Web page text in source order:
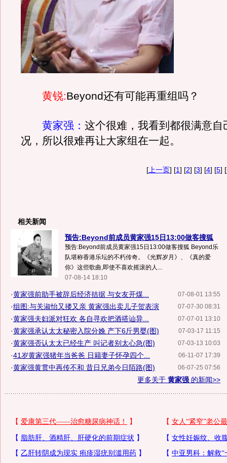
黄锐:Beyond还有可能再重组吗？
黄家强： 这个很难，我看到都很满意自
况，所以很难再让大家组在一起。
[ 上一页] [1] [2] [3] [4] [5] [
相关新闻
预告:Beyond前成员黄家强15日13:00做客搜狐
预告:Beyond前成员黄家强15日13:00做客搜狐 Beyond乐
队堪称香港乐坛的不朽传奇。《光辉岁月》、《真的爱
你》这些歌曲,即使不喜欢摇滚的人...
07-08-14 18:10
07-08-01 13:55
·黄家强前助手被辞后经济拮据 与女友开煤...
07-07-30 08:31
·组图:与关淑怡又搂又亲 黄家强出卖儿子贺表演
07-07-01 13:10
·黄家强夫妇派对狂欢 各自寻欢把酒搭讪异...
07-03-17 11:15
·黄家强承认太太秘密入院分娩 产下6斤男婴(图)
07-03-13 10:03
·黄家强否认太太已经生产 叫记者别太心急(图)
06-11-07 17:39
·41岁黄家强猪年当爸爸 日籍妻子怀孕四个...
06-07-25 07:56
·黄家强黄贯中再传不和 昔日兄弟今日陌路(图)
更多关于 黄家强 的新闻>>